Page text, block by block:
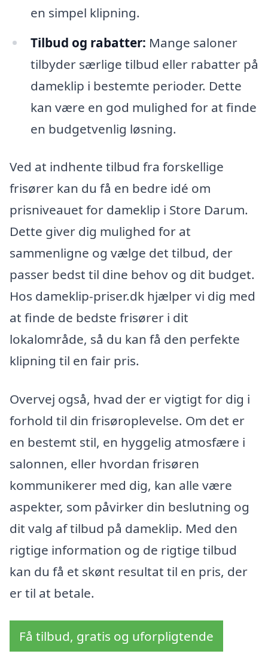
en simpel klipning.
Tilbud og rabatter: Mange saloner
tilbyder særlige tilbud eller rabatter på
dameklip i bestemte perioder. Dette
kan være en god mulighed for at finde
en budgetvenlig løsning.
Ved at indhente tilbud fra forskellige
frisører kan du få en bedre idé om
prisniveauet for dameklip i Store Darum.
Dette giver dig mulighed for at
sammenligne og vælge det tilbud, der
passer bedst til dine behov og dit budget.
Hos dameklip-priser.dk hjælper vi dig med
at finde de bedste frisører i dit
lokalområde, så du kan få den perfekte
klipning til en fair pris.
Overvej også, hvad der er vigtigt for dig i
forhold til din frisøroplevelse. Om det er
en bestemt stil, en hyggelig atmosfære i
salonnen, eller hvordan frisøren
kommunikerer med dig, kan alle være
aspekter, som påvirker din beslutning og
dit valg af tilbud på dameklip. Med den
rigtige information og de rigtige tilbud
kan du få et skønt resultat til en pris, der
er til at betale.
Få tilbud, gratis og uforpligtende